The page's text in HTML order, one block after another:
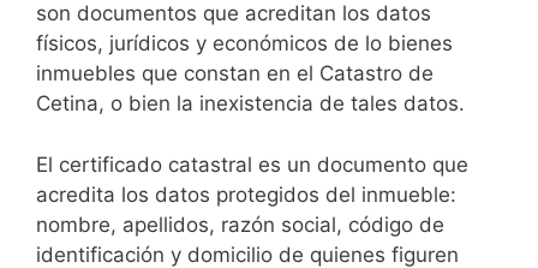
son documentos que acreditan los datos
físicos, jurídicos y económicos de lo bienes
inmuebles que constan en el Catastro de
Cetina, o bien la inexistencia de tales datos.
El certificado catastral es un documento que
acredita los datos protegidos del inmueble:
nombre, apellidos, razón social, código de
identificación y domicilio de quienes figuren